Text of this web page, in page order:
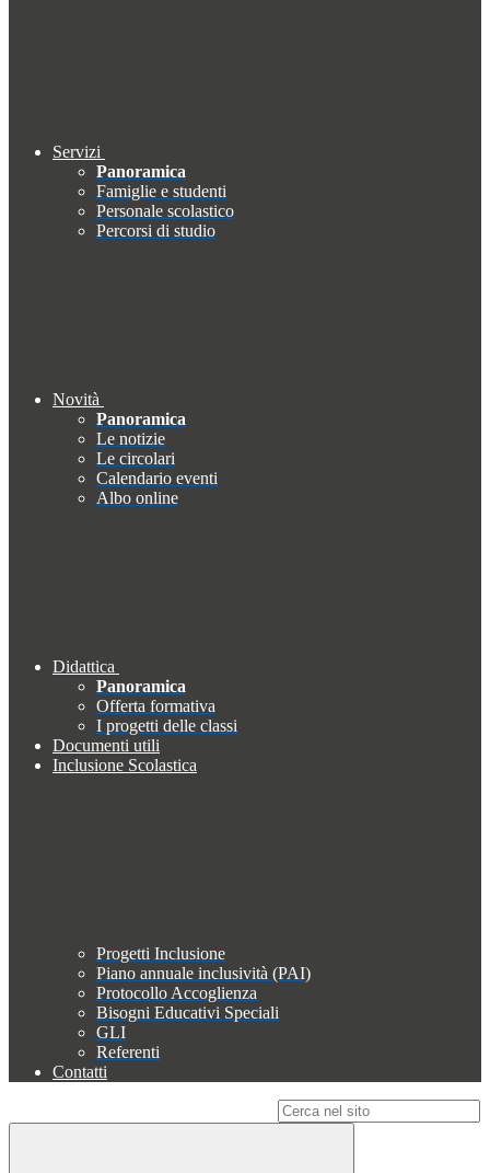
Servizi
Panoramica
Famiglie e studenti
Personale scolastico
Percorsi di studio
Novità
Panoramica
Le notizie
Le circolari
Calendario eventi
Albo online
Didattica
Panoramica
Offerta formativa
I progetti delle classi
Documenti utili
Inclusione Scolastica
Progetti Inclusione
Piano annuale inclusività (PAI)
Protocollo Accoglienza
Bisogni Educativi Speciali
GLI
Referenti
Contatti